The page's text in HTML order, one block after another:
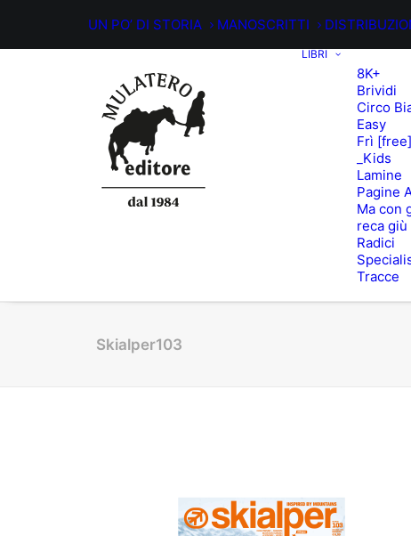
UN PO’ DI STORIA MANOSCRITTI
LIBRI
8K+
Brividi
Circo
Easy
Frì [free]
_Kids
Lamine
Pagine
Ma con
reca giù
Radici
Tracce
Skialper103